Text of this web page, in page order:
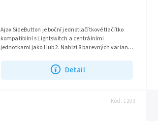
Detail
Ajax SideButton je boční jednotlačítkové tlačítko
kompatibilní s Lightswitch a centrálními
jednotkami jako Hub 2. Nabízí 8 barevných variant
Kód: 1203